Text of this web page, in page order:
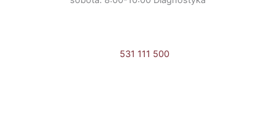
531 111 500